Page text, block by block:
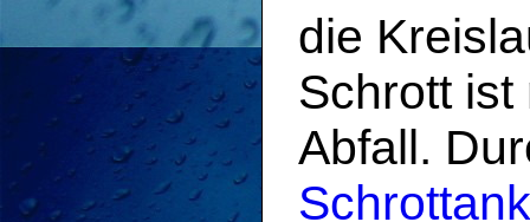
die
Schrott
Abfall.